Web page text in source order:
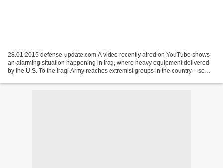
28.01.2015 defense-update.com A video recently aired on YouTube shows
an alarming situation happening in Iraq, where heavy equipment delivered
by the U.S. To the Iraqi Army reaches extremist groups in the country – some